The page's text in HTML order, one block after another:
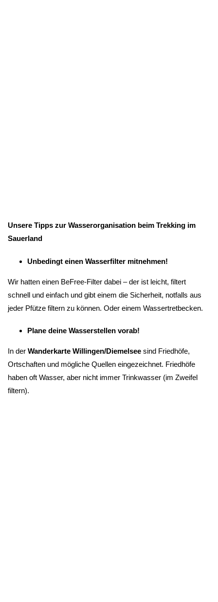
Unsere Tipps zur Wasserorganisation beim Trekking im
Sauerland
Unbedingt einen Wasserfilter mitnehmen!
Wir hatten einen BeFree-Filter dabei – der ist leicht, filtert
schnell und einfach und gibt einem die Sicherheit, notfalls aus
jeder Pfütze filtern zu können. Oder einem Wassertretbecken.
Plane deine Wasserstellen vorab!
In derWanderkarte Willingen/Diemelsee sind Friedhöfe,
Ortschaften und mögliche Quellen eingezeichnet. Friedhöfe
haben oft Wasser, aber nicht immer Trinkwasser (im Zweifel
filtern).